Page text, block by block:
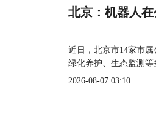
北京：机器人
近日，北京市14家市
绿化养护、生态监测等
2026-08-07 03:10